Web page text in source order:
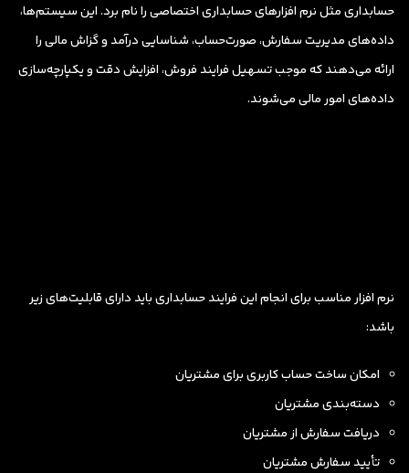
حسابداری مثل نرم افزارهای حسابداری اختصاصی را نام برد. این سیستم‌ها،
داده‌های مدیریت سفارش، صورت‌حساب، شناسایی درآمد و گزاش مالی را
ارائه می‌دهند که موجب تسهیل فرایند فروش، افزایش دقت و یکپارچه‌سازی
داده‌های امور مالی می‌شوند.
نرم افزار مناسب برای انجام این فرایند حسابداری باید دارای قابلیت‌های زیر
باشد:
امکان ساخت حساب کاربری برای مشتریان
دسته‌بندی مشتریان
دریافت سفارش از مشتریان
تأیید سفارش مشتریان